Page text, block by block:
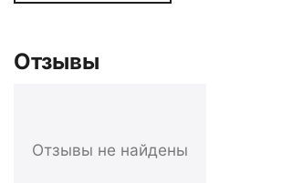
Отзывы
Отзывы не найдены